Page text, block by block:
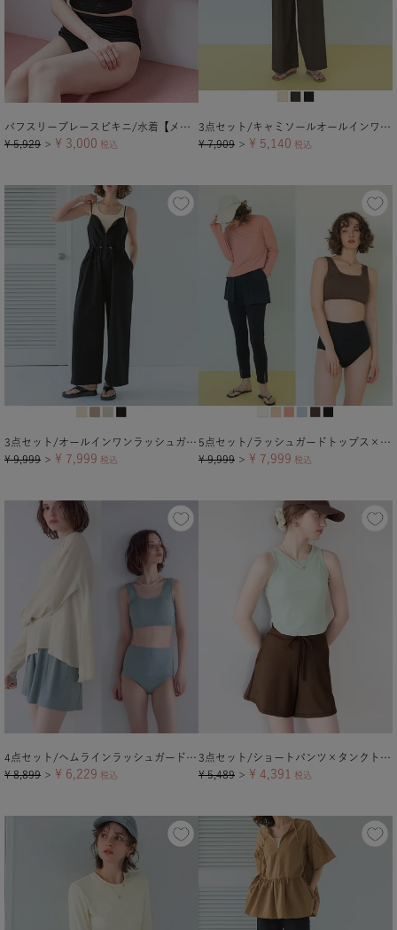
パフスリーブレースビキニ/水着【メール便可／100】
¥ 5,929 ＞ ¥ 3,000 税込
3点セット/キャミソールオールインワン×ビキニ/水着
¥ 7,909 ＞ ¥ 5,140 税込
3点セット/オールインワンラッシュガード×ビキニ/水着
¥ 9,999 ＞ ¥ 7,999 税込
5点セット/ラッシュガードトップス×レギンス付ビキニ/水着
¥ 9,999 ＞ ¥ 7,999 税込
4点セット/ヘムラインラッシュガード×ビキニ/水着
¥ 8,899 ＞ ¥ 6,229 税込
3点セット/ショートパンツ×タンクトップビキニ/水着
¥ 5,489 ＞ ¥ 4,391 税込